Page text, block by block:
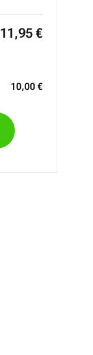
11 ,95 €
10,00 €